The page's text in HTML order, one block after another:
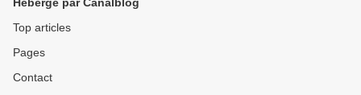
Top articles
Pages
Contact